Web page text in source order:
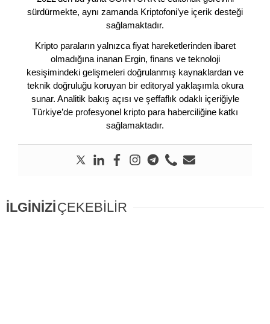
sürdürmekte, aynı zamanda Kriptofoni’ye içerik desteği
sağlamaktadır.
Kripto paraların yalnızca fiyat hareketlerinden ibaret
olmadığına inanan Ergin, finans ve teknoloji
kesişimindeki gelişmeleri doğrulanmış kaynaklardan ve
teknik doğruluğu koruyan bir editoryal yaklaşımla okura
sunar. Analitik bakış açısı ve şeffaflık odaklı içeriğiyle
Türkiye’de profesyonel kripto para haberciliğine katkı
sağlamaktadır.
İLGİNİZİÇEKEBİLİR